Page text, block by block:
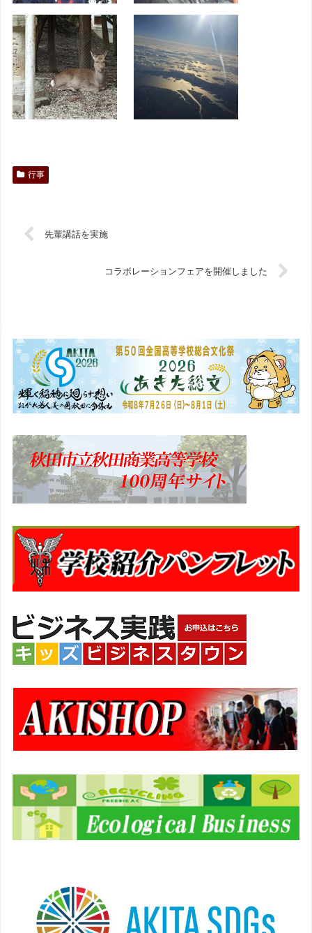
行事
先輩講話を実施
コラボレーションフェアを開催しました